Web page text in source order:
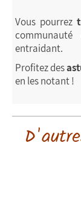
Vous pourrez
entraidant.
Profitez des
en les notant !